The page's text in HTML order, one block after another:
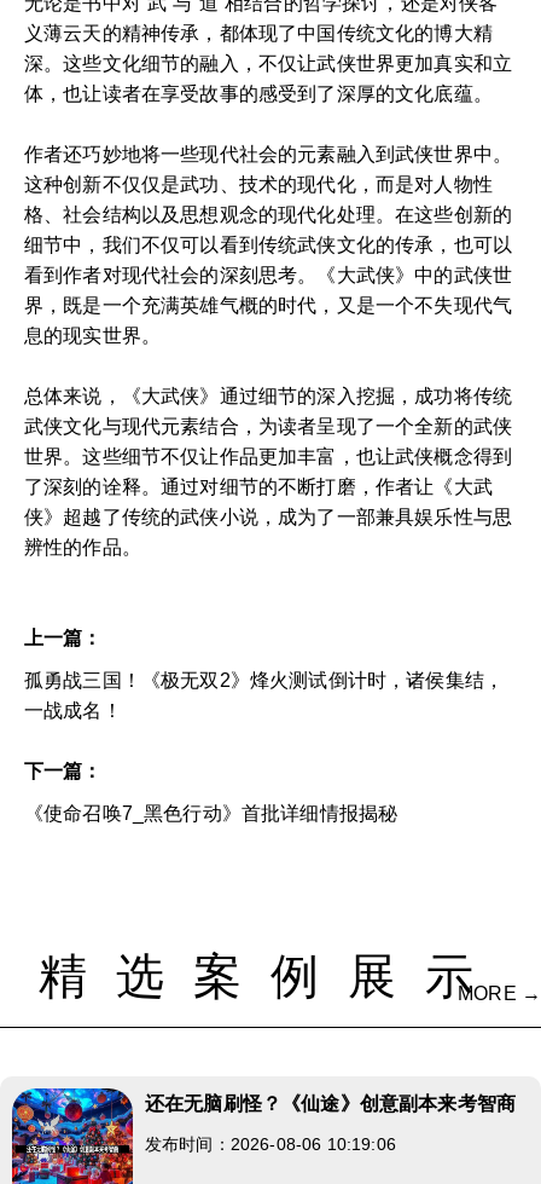
义薄云天的精神传承，都体现了中国传统文化的博大精
深。这些文化细节的融入，不仅让武侠世界更加真实和立
体，也让读者在享受故事的感受到了深厚的文化底蕴。
作者还巧妙地将一些现代社会的元素融入到武侠世界中。
这种创新不仅仅是武功、技术的现代化，而是对人物性
格、社会结构以及思想观念的现代化处理。在这些创新的
细节中，我们不仅可以看到传统武侠文化的传承，也可以
看到作者对现代社会的深刻思考。《大武侠》中的武侠世
界，既是一个充满英雄气概的时代，又是一个不失现代气
息的现实世界。
总体来说，《大武侠》通过细节的深入挖掘，成功将传统
武侠文化与现代元素结合，为读者呈现了一个全新的武侠
世界。这些细节不仅让作品更加丰富，也让武侠概念得到
了深刻的诠释。通过对细节的不断打磨，作者让《大武
侠》超越了传统的武侠小说，成为了一部兼具娱乐性与思
辨性的作品。
上一篇：
孤勇战三国！《极无双2》烽火测试倒计时，诸侯集结，
一战成名！
下一篇：
《使命召唤7_黑色行动》首批详细情报揭秘
精选案例展示MORE →
还在无脑刷怪？《仙途》创意副本来考智商
发布时间：2026-08-06 10:19:06